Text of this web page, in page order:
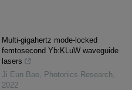
Multi-gigahertz mode-locked
femtosecond Yb:KLuW waveguide
lasers
Ji Eun Bae, Photonics Research,
2022